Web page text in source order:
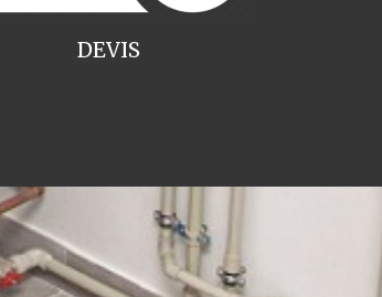
DEVIS